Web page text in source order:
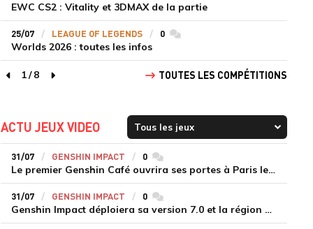
EWC CS2 : Vitality et 3DMAX de la partie
25/07 LEAGUE OF LEGENDS 0commentaires
Worlds 2026 : toutes les infos
page précédente
1/8
page suivante
TOUTES LES COMPÉTITIONS
ACTU JEUX VIDEO
31/07 GENSHIN IMPACT 0commentaires
Le premier Genshin Café ouvrira ses portes à Paris le 14 août
31/07 GENSHIN IMPACT 0commentaires
Genshin Impact déploiera sa version 7.0 et la région de Snezhnaya le 12 août